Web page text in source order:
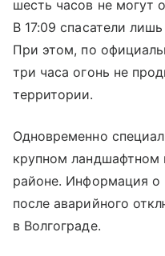
шесть часов не могут
В 17:09 спасатели
При этом, по
три часа огонь не
территории.
Одновременно
крупном
районе. Информация о
после аварийного
в Волгограде.